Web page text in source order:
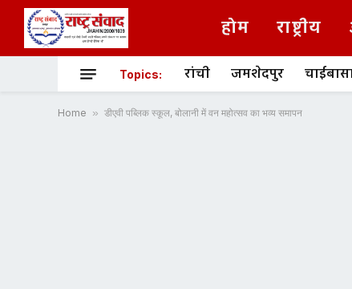
होम राष्ट्रीय
Topics: रांची जमशेदपुर
Home » डीएवी पब्लिक स्कूल, बोलानी में वन महोत्सव का भव्य समापन